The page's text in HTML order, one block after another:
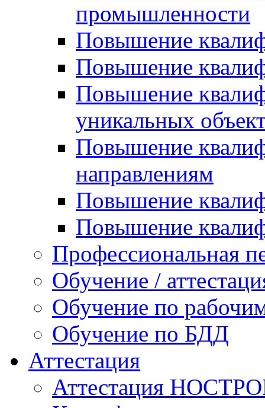
промышленности
Повышение
Повышение
Повышение
уникальных
Повышение
направлениям
Повышение
Повышение
Профессиональная
Обучение /
Обучение по
Обучение по БДД
Аттестация
Аттестация